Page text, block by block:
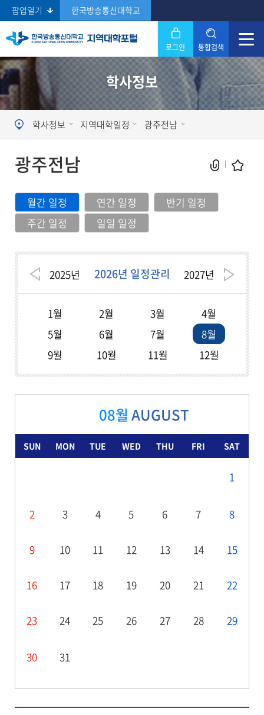
팝업열기 한국방송통신대학교
로그인 통합검색
Search 닫기
학사정보
학사정보 지역대학일정 광주전남
현재 페이지를 즐겨찾는 메뉴로
광주전남
월간 일정 연간 일정
반기 일정
주간 일정
일일 일정
2025년 2026년 일정관리 2027년
1월 2월 3월
4월
5월
6월 7월
8월
9월
10월 11월 12월
08월AUGUST
SUN MON TUE WED THU FRI SAT
1
2 3 4 5 6 7 8
9 10 11 12 13 14 15
16 17 18 19 20 21 22
23 24 25 26 27 28 29
30 31